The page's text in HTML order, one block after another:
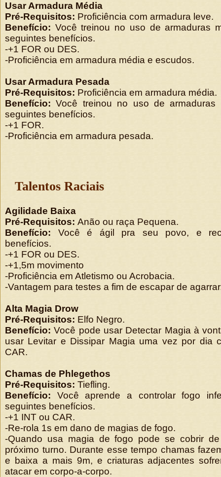
Usar Armadura Média
Pré-Requisitos: Proficiência com armadura leve.
Benefício: Você treinou no uso de armaduras
seguintes benefícios.
-+1 FOR ou DES.
-Proficiência em armadura média e escudos.
Usar Armadura Pesada
Pré-Requisitos: Proficiência em armadura média.
Benefício:Você treinou no uso de
seguintes benefícios.
-+1 FOR.
-Proficiência em armadura pesada.
Talentos Raciais
Agilidade Baixa
Pré-Requisitos: Anão ou raça Pequena.
Benefício: Você é ágil pra seu povo, e
benefícios.
-+1 FOR ou DES.
-+1,5m movimento
-Proficiência em Atletismo ou Acrobacia.
-Vantagem para testes a fim de escapar de
Alta Magia Drow
Pré-Requisitos: Elfo Negro.
Benefício:Você pode usar Detectar Magia à
usar Levitar e Dissipar Magia uma vez por dia
CAR.
Chamas de Phlegethos
Pré-Requisitos: Tiefling.
Benefício: Você aprende a controlar fogo
seguintes benefícios.
-+1 INT ou CAR.
-Re-rola 1s em dano de magias de fogo.
-Quando usa magia de fogo pode se cobrir
próximo turno. Durante esse tempo chamas
e baixa a mais 9m, e criaturas adjacentes
atacar em corpo-a-corpo.